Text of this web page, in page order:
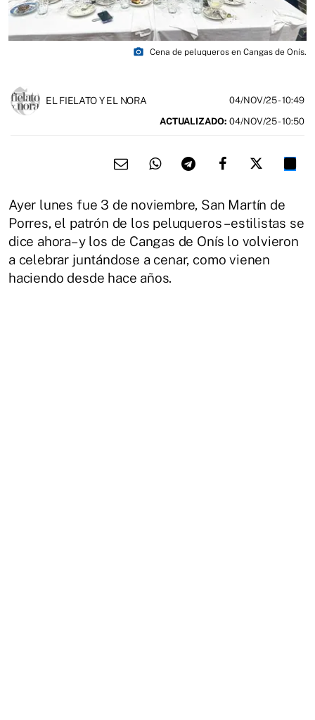
photo_camera Cena de peluqueros en Cangas de Onís.
EL FIELATO Y EL NORA 04/NOV/25- 10:49
ACTUALIZADO: 04/NOV/25 - 10:50
Ayer lunes fue 3 de noviembre, San Martín de
Porres, el patrón de los peluqueros –estilistas se
dice ahora– y los de Cangas de Onís lo volvieron
a celebrar juntándose a cenar, como vienen
haciendo desde hace años.